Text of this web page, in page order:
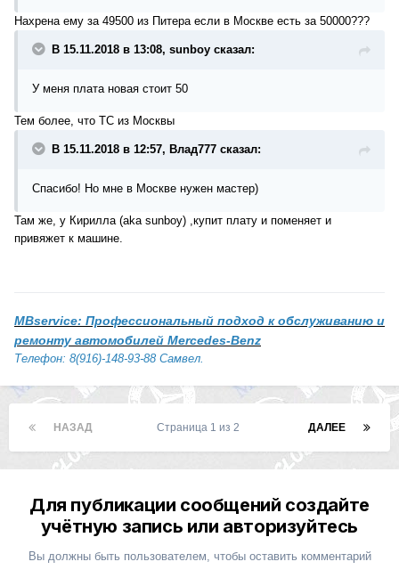
Нахрена ему за 49500 из Питера если в Москве есть за 50000???
В 15.11.2018 в 13:08, sunboy сказал:
У меня плата новая стоит 50
Тем более, что ТС из Москвы
В 15.11.2018 в 12:57, Влад777 сказал:
Спасибо! Но мне в Москве нужен мастер)
Там же, у Кирилла (aka sunboy) ,купит плату и поменяет и
привяжет к машине.
MBservice: Профессиональный подход к обслуживанию и
ремонту автомобилей Mercedes-Benz
Телефон: 8(916)-148-93-88 Самвел.
НАЗАД ДАЛЕЕ
Страница 1 из 2
Для публикации сообщений создайте
учётную запись или авторизуйтесь
Вы должны быть пользователем, чтобы оставить комментарий